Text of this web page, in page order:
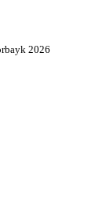
2026